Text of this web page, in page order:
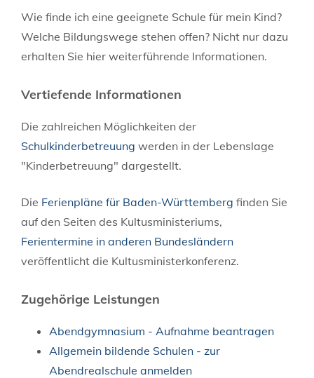
Wie finde ich eine geeignete Schule für mein Kind?
Welche Bildungswege stehen offen? Nicht nur dazu
erhalten Sie hier weiterführende Informationen.
Vertiefende Informationen
Die zahlreichen Möglichkeiten der
Schulkinderbetreuung werden in der Lebenslage
"Kinderbetreuung" dargestellt.
Die Ferienpläne für Baden-Württemberg finden Sie
auf den Seiten des Kultusministeriums,
Ferientermine in anderen Bundesländern
veröffentlicht die Kultusministerkonferenz.
Zugehörige Leistungen
Abendgymnasium - Aufnahme beantragen
Allgemein bildende Schulen - zur
Abendrealschule anmelden